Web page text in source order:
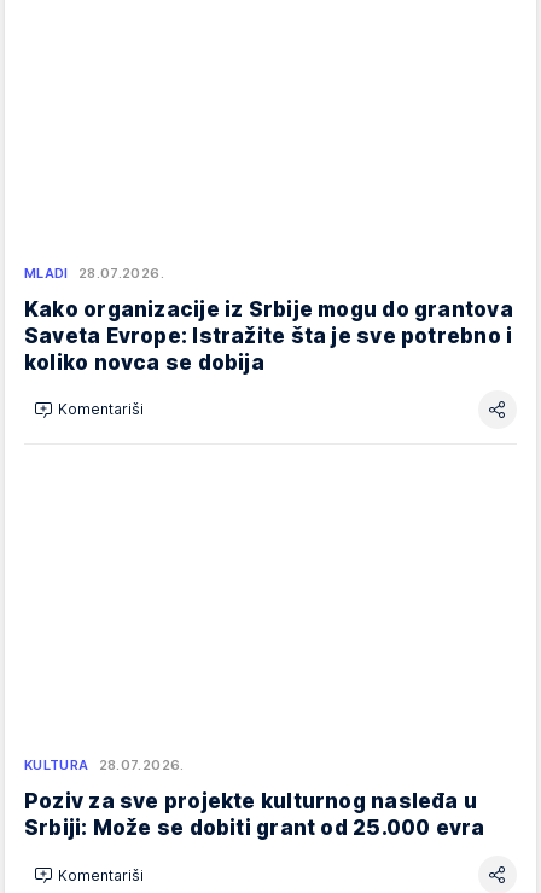
MLADI 28.07.2026.
Kako organizacije iz Srbije mogu do grantova
Saveta Evrope: Istražite šta je sve potrebno i
koliko novca se dobija
Komentariši
KULTURA 28.07.2026.
Poziv za sve projekte kulturnog nasleđa u
Srbiji: Može se dobiti grant od 25.000 evra
Komentariši